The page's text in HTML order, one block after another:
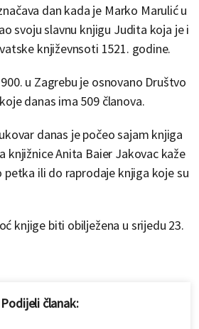
dan kada je Marko Marulić u
svoju slavnu knjigu Judita koja je i
književnsoti 1521. godine.
u Zagrebu je osnovano Društvo
danas ima 509 članova.
danas je počeo sajam knjiga
knjižnice Anita Baier Jakovac kaže
ili do raprodaje knjiga koje su
knjige biti obilježena u srijedu 23.
Podijeli članak: